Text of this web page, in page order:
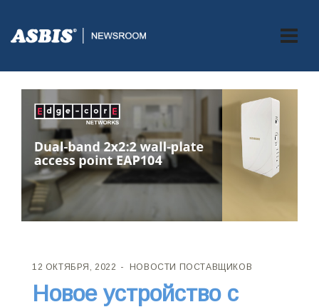
12 ОКТЯБРЯ, 2022 НОВОСТИ ПОСТАВЩИКОВ
Новое устройство с